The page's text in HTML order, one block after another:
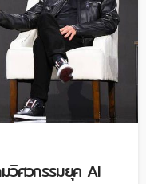
วิศวกรรมยุค AI